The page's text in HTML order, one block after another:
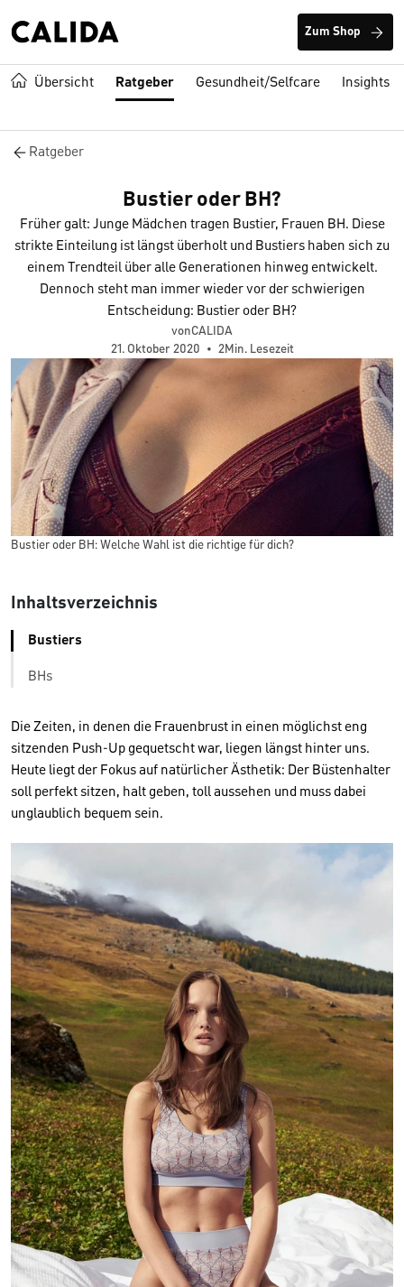
Zum Shop
Übersicht Ratgeber Gesundheit/Selfcare Insights
Ratgeber
Bustier oder BH?
Früher galt: Junge Mädchen tragen Bustier, Frauen BH. Diese
strikte Einteilung ist längst überholt und Bustiers haben sich zu
einem Trendteil über alle Generationen hinweg entwickelt.
Dennoch steht man immer wieder vor der schwierigen
Entscheidung: Bustier oder BH?
vonCALIDA
21. Oktober 2020
• 2Min. Lesezeit
Bustier oder BH: Welche Wahl ist die richtige für dich?
Inhaltsverzeichnis
Bustiers
BHs
Die Zeiten, in denen die Frauenbrust in einen möglichst eng
sitzenden Push-Up gequetscht war, liegen längst hinter uns.
Heute liegt der Fokus auf natürlicher Ästhetik: Der Büstenhalter
soll perfekt sitzen, halt geben, toll aussehen und muss dabei
unglaublich bequem sein.